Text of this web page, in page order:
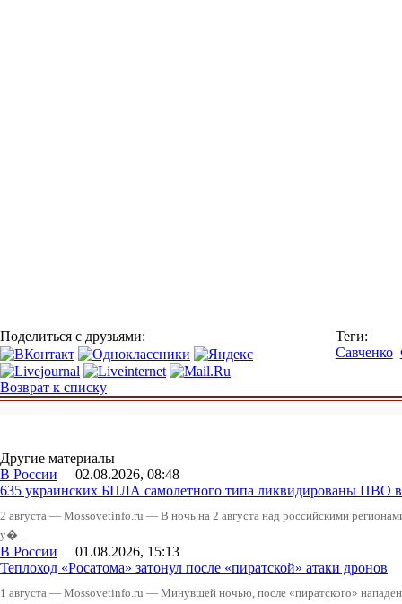
Поделиться с друзьями:
Теги:
Савченко
Возврат к списку
Другие материалы
В России 02.08.2026, 08:48
635 украинских БПЛА самолетного типа ликвидированы ПВО
2 августа — Mossovetinfo.ru — В ночь на 2 августа над российскими
у�...
В России 01.08.2026, 15:13
Теплоход «Росатома» затонул после «пиратской» атаки дронов
1 августа — Mossovetinfo.ru — Минувшей ночью, после «пиратского»